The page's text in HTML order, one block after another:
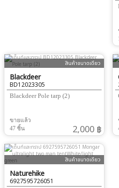
สินค้าขนาดเดียว
Blackdeer
BD12023305
Blackdeer Pole tarp (2)
ขายแล้ว
47 ชิ้น
2,000 ฿
สินค้าขนาดเดียว
Naturehike
6927595726051